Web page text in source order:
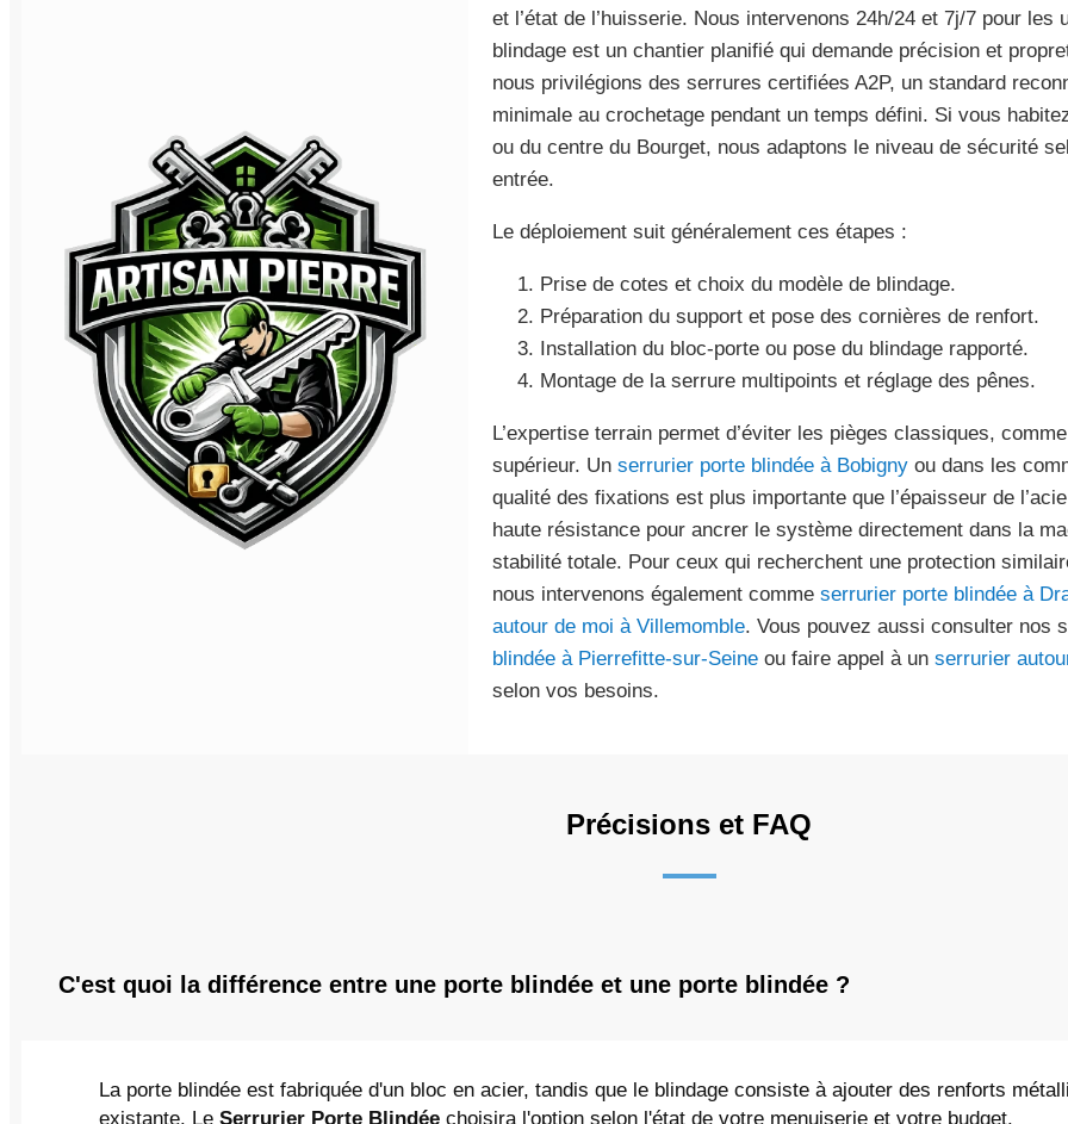
et l’état de l’huisserie. Nous intervenons 24h/24 et 7j/7 pour les
blindage est un chantier planifié qui demande précision et
nous privilégions des serrures certifiées A2P, un standard
minimale au crochetage pendant un temps défini. Si vous
ou du centre du Bourget, nous adaptons le niveau de sécurité
entrée.
Le déploiement suit généralement ces étapes :
Prise de cotes et choix du modèle de blindage.
Préparation du support et pose des cornières de renfort.
Installation du bloc-porte ou pose du blindage rapporté.
Montage de la serrure multipoints et réglage des pênes.
L’expertise terrain permet d’éviter les pièges classiques,
supérieur. Un serrurier porte blindée à Bobignyou dans les
qualité des fixations est plus importante que l’épaisseur de
haute résistance pour ancrer le système directement dans la
stabilité totale. Pour ceux qui recherchent une protection
nous intervenons également comme serrurier porte blindée à
autour de moi à Villemomble. Vous pouvez aussi consulter nos
blindée à Pierrefitte-sur-Seineou faire appel à un serrurier
selon vos besoins.
Précisions et FAQ
C'est quoi la différence entre une porte blindée et une porte blindée ?
La porte blindée est fabriquée d'un bloc en acier, tandis que le blindage consiste à ajouter des renforts
existante. Le Serrurier Porte Blindée choisira l'option selon l'état de votre menuiserie et votre budget.